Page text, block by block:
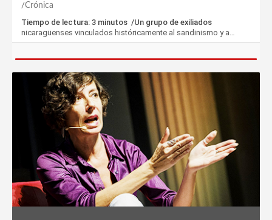
Crónica
Tiempo de lectura: 3 minutos /Un grupo de exiliados
nicaragüenses vinculados históricamente al sandinismo y a…